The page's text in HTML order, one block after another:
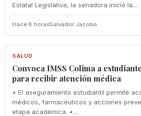
Estatal Legislativa, la senadora inició la...
Hace 8 horasSalvador Jacobo
SALUD
SALUD
Convoca IMSS Colima a
para recibir atención médica
• El aseguramiento estudiantil permite
médicos, farmacéuticos y acciones
etapa académica. •...